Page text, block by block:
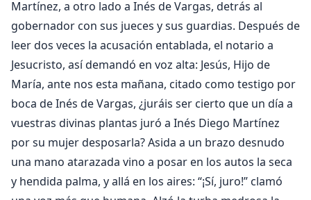
Martínez, a otro lado a Inés de Vargas, detrás al
gobernador con sus jueces y sus guardias. Después de
leer dos veces la acusación entablada, el notario a
Jesucristo, así demandó en voz alta: Jesús, Hijo de
María, ante nos esta mañana, citado como testigo por
boca de Inés de Vargas, ¿juráis ser cierto que un día a
vuestras divinas plantas juró a Inés Diego Martínez
por su mujer desposarla? Asida a un brazo desnudo
una mano atarazada vino a posar en los autos la seca
y hendida palma, y allá en los aires: “¡Sí, juro!” clamó